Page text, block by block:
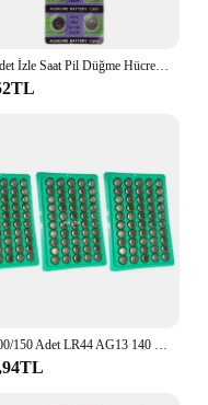
10 Adet İzle Saat Pil Düğme Hücresi 1.5V Para Pil Elektrikli Oyuncak için
50/100/150 Adet LR44 AG13 140 mAh Cep Para Izle Pil L1154 357 SR44 1.5 Alkalin Düğme Piller Izle B85B için Uygun